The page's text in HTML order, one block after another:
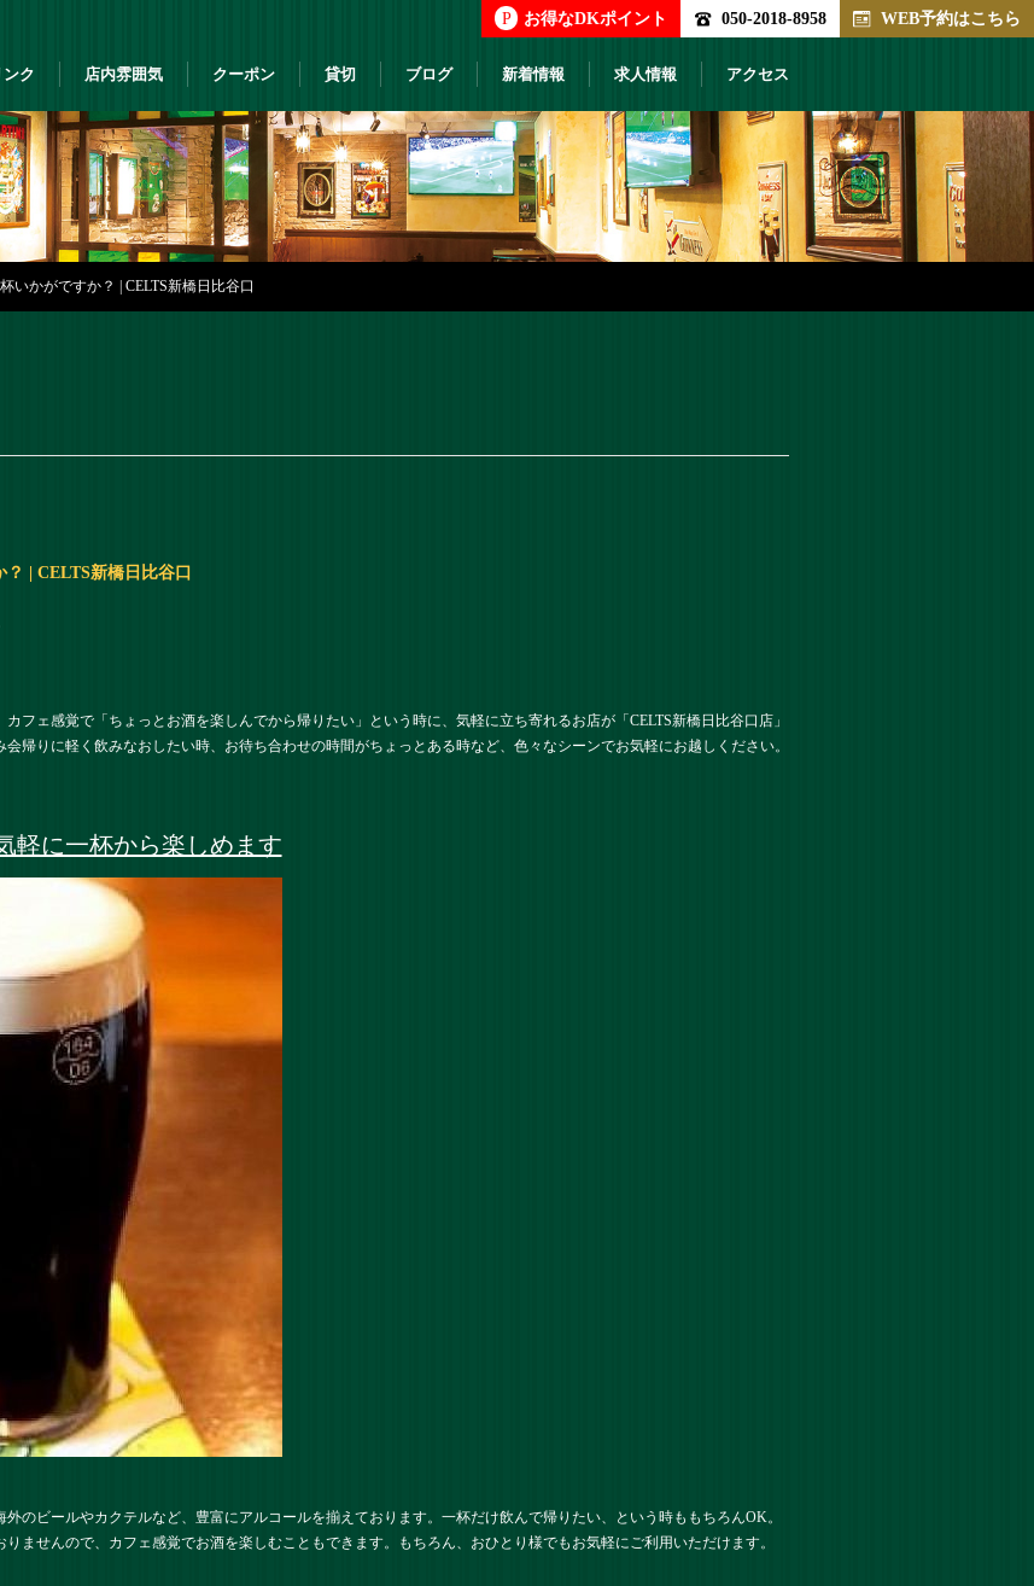
P お得なDKポイント 050-2018-8958 WEB予約はこちら
ンク 店内雰囲気 クーポン 貸切 ブログ 新着情報 求人情報 アクセス
いかがですか？ | CELTS新橋日比谷口
| CELTS新橋日比谷口
フェ感覚で「ちょっとお酒を楽しんでから帰りたい」という時に、気軽に立ち寄れるお店が「CELTS新橋⽇⽐⾕⼝店」
帰りに軽く飲みなおしたい時、お待ち合わせの時間がちょっとある時など、色々なシーンでお気軽にお越しください。
軽に一杯から楽しめます
のビールやカクテルなど、豊富にアルコールを揃えております。一杯だけ飲んで帰りたい、という時ももちろんOK。
ませんので、カフェ感覚でお酒を楽しむこともできます。もちろん、おひとり様でもお気軽にご利用いただけます。